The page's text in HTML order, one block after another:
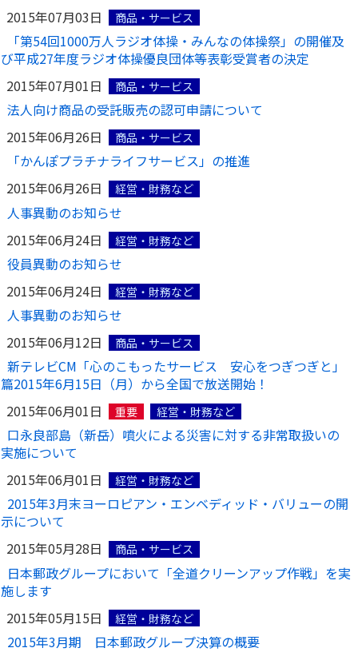
2015年07月03日
商品・サービス
「第54回1000万人ラジオ体操・みんなの体操祭」の開催及
び平成27年度ラジオ体操優良団体等表彰受賞者の決定
2015年07月01日
商品・サービス
法人向け商品の受託販売の認可申請について
2015年06月26日
商品・サービス
「かんぽプラチナライフサービス」の推進
2015年06月26日
経営・財務など
人事異動のお知らせ
2015年06月24日
経営・財務など
役員異動のお知らせ
2015年06月24日
経営・財務など
人事異動のお知らせ
2015年06月12日
商品・サービス
新テレビCM「心のこもったサービス 安心をつぎつぎと」
篇2015年6月15日（月）から全国で放送開始！
2015年06月01日
重要 経営・財務など
口永良部島（新岳）噴火による災害に対する非常取扱いの
実施について
2015年06月01日
経営・財務など
2015年3月末ヨーロピアン・エンベディッド・バリューの開
示について
2015年05月28日
商品・サービス
日本郵政グループにおいて「全道クリーンアップ作戦」を実
施します
2015年05月15日
経営・財務など
2015年3月期 日本郵政グループ決算の概要